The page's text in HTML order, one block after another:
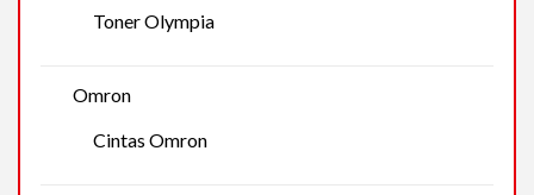
Toner Olympia
Omron
Cintas Omron